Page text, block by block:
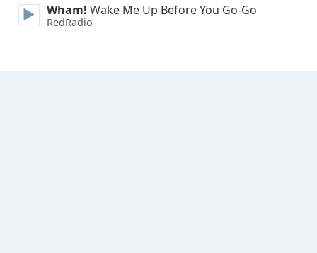
Close
Modal
Dialog
Wham! Wake Me Up Before You Go-Go
RedRadio